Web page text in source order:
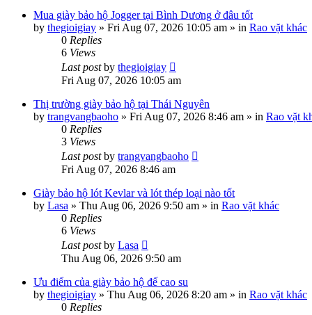
Mua giày bảo hộ Jogger tại Bình Dương ở đâu tốt
by thegioigiay » Fri Aug 07, 2026 10:05 am » in Rao vặt khác
0 Replies
6 Views
Last postby thegioigiay
Fri Aug 07, 2026 10:05 am
Thị trường giày bảo hộ tại Thái Nguyên
by trangvangbaoho » Fri Aug 07, 2026 8:46 am » in Rao vặt
0 Replies
3 Views
Last postby trangvangbaoho
Fri Aug 07, 2026 8:46 am
Giày bảo hộ lót Kevlar và lót thép loại nào tốt
by Lasa » Thu Aug 06, 2026 9:50 am » in Rao vặt khác
0 Replies
6 Views
Last postby Lasa
Thu Aug 06, 2026 9:50 am
Ưu điểm của giày bảo hộ đế cao su
by thegioigiay » Thu Aug 06, 2026 8:20 am » in Rao vặt khác
0 Replies